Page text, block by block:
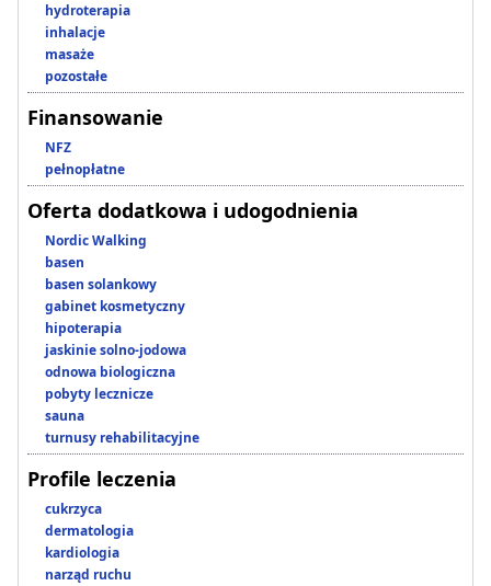
hydroterapia
inhalacje
masaże
pozostałe
Finansowanie
NFZ
pełnopłatne
Oferta dodatkowa i udogodnienia
Nordic Walking
basen
basen solankowy
gabinet kosmetyczny
hipoterapia
jaskinie solno-jodowa
odnowa biologiczna
pobyty lecznicze
sauna
turnusy rehabilitacyjne
Profile leczenia
cukrzyca
dermatologia
kardiologia
narząd ruchu